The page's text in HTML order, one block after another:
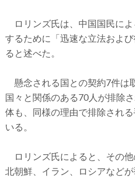
ロリンズ氏は、中国国民によ
するために「迅速な立法およ
ると述べた。
懸念される国との契約7件は
国々と関係のある70人が排除
体も、同様の理由で排除され
いる。
ロリンズ氏によると、その他
北朝鮮、イラン、ロシアなどが